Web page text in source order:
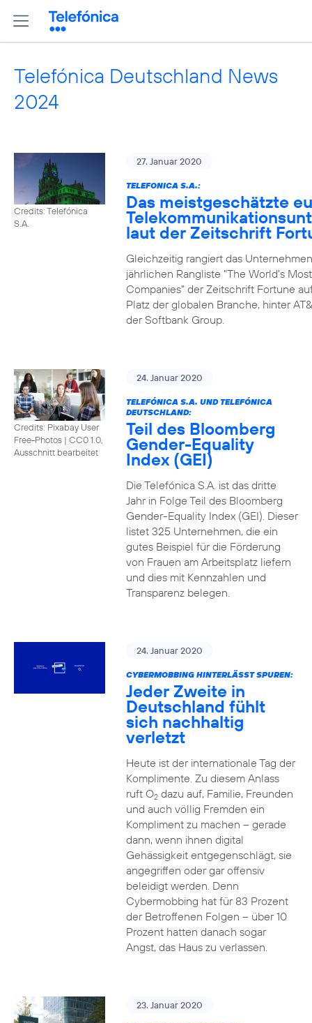
Telefónica Deutschland News
2024
Credits: Telefónica
S.A.
27. Januar 2020
TELEFONICA S.A.:
Das meistgeschätzte
laut der Zeitschrift
Gleichzeitig rangiert das
jährlichen Rangliste "The World's
Companies" der Zeitschrift Fortune
Platz der globalen Branche, hinter
der Softbank Group.
Credits: Pixabay User
Free-Photos | CC0 1.0,
Ausschnitt bearbeitet
24. Januar 2020
TELEFÓNICA S.A. UND TELEFÓNICA
DEUTSCHLAND:
Teil des Bloomberg
Gender-Equality
Index (GEI)
Die Telefónica S.A. ist das dritte
Jahr in Folge Teil des Bloomberg
Gender-Equality Index (GEI). Dieser
listet 325 Unternehmen, die ein
gutes Beispiel für die Förderung
von Frauen am Arbeitsplatz liefern
und dies mit Kennzahlen und
Transparenz belegen.
24. Januar 2020
CYBERMOBBING HINTERLÄSST SPUREN:
Jeder Zweite in
Deutschland fühlt
sich nachhaltig
verletzt
Heute ist der internationale Tag der
Komplimente. Zu diesem Anlass
ruft O2dazu auf, Familie, Freunden
und auch völlig Fremden ein
Kompliment zu machen – gerade
dann, wenn ihnen digital
Gehässigkeit entgegenschlägt, sie
angegriffen oder gar offensiv
beleidigt werden. Denn
Cybermobbing hat für 83 Prozent
der Betroffenen Folgen – über 10
Prozent hatten danach sogar
Angst, das Haus zu verlassen.
23. Januar 2020